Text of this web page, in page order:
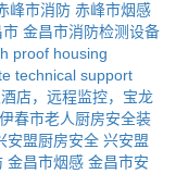
峰市消防 赤峰市烟感
市 金昌市消防检测设备
proof housing
technical support
店，远程监控，宝龙
伊春市老人厨房安全装
安盟厨房安全 兴安盟
金昌市烟感 金昌市安